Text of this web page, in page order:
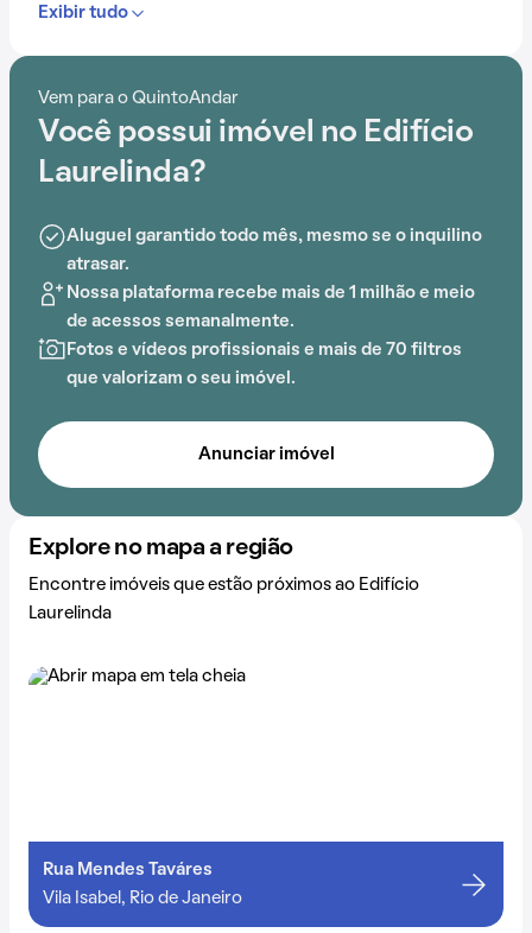
Boulevard Shopping, Escola Municipal Jornalista Assis
Escola Municipal Panamá e Morro de Santo Antônio
que facilitam o dia a dia.
segurança e conforto. Dentro do Edifício Laurelinda, é
possível aproveitar elevador e gás encanado, o
cenário perfeito para quem deseja morar bem.
Exibir tudo
Vem para o QuintoAndar
Você possui imóvel no Edifício
Laurelinda?
Aluguel garantido todo mês, mesmo se o inquilino
atrasar.
Nossa plataforma recebe mais de 1 milhão e meio
de acessos semanalmente.
Fotos e vídeos profissionais e mais de 70 filtros
que valorizam o seu imóvel.
Anunciar imóvel
Explore no mapa a região
Encontre imóveis que estão próximos ao Edifício
Laurelinda
Rua Mendes Taváres
Vila Isabel, Rio de Janeiro